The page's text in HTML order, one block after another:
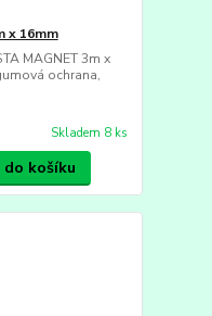
x 16mm
MAGNET 3m x
ochrana,
Skladem 8 ks
košíku